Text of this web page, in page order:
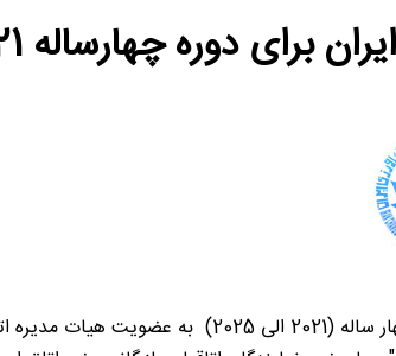
2021 الی 2025 به عضویت هیات مدیره اتاق بازر گانی اسلامی